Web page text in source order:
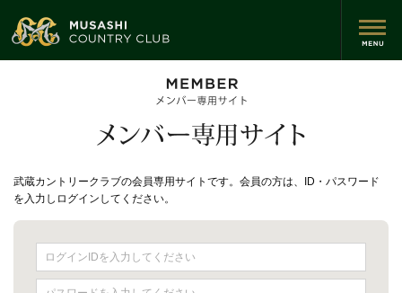
武蔵カントリークラブの会員専用サイトです。会員の方は、ID・パスワード
を入力しログインしてください。
ログインIDを入力してください